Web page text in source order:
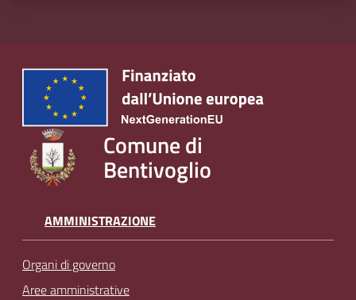
Comune di
Bentivoglio
AMMINISTRAZIONE
Organi di governo
Aree amministrative